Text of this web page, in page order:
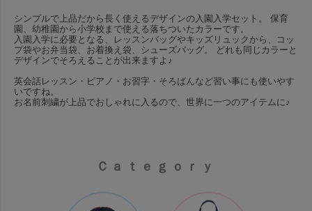
シンプルで上品だから長く使えるデザインの入園入学セット。 保育
園、幼稚園から小学校まで使える落ちついたカラーです。
入園入学に必要となる、レッスンバッグやキッズリュックから、コッ
プ袋やお弁当袋、お着換え袋、シューズバッグ。 どれも同じカラーと
デザインでそろえることが出来ますよ♪
英会話レッスン・ピアノ・お習字・そろばんなど習い事にも使いやす
いですね。
お名前刺繍が上品でおしゃれに入るので、世界に一つのアイテムに♪
Ｃａｔｅｇｏｒｙ